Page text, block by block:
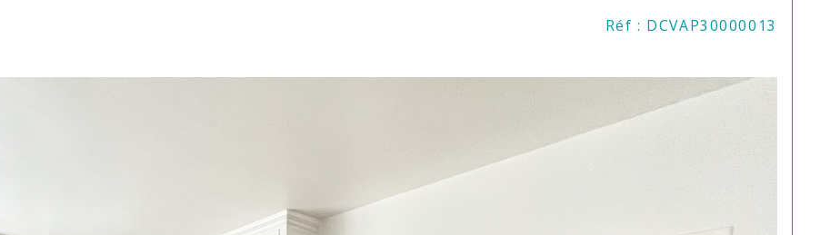
Réf : DCVAP30000013